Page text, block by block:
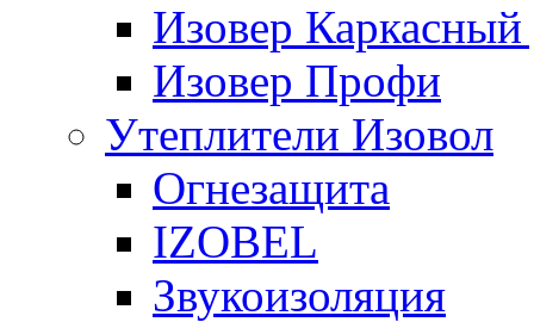
Изовер
Изовер Профи
Утеплители Изовол
Огнезащита
IZOBEL
Звукоизоляция